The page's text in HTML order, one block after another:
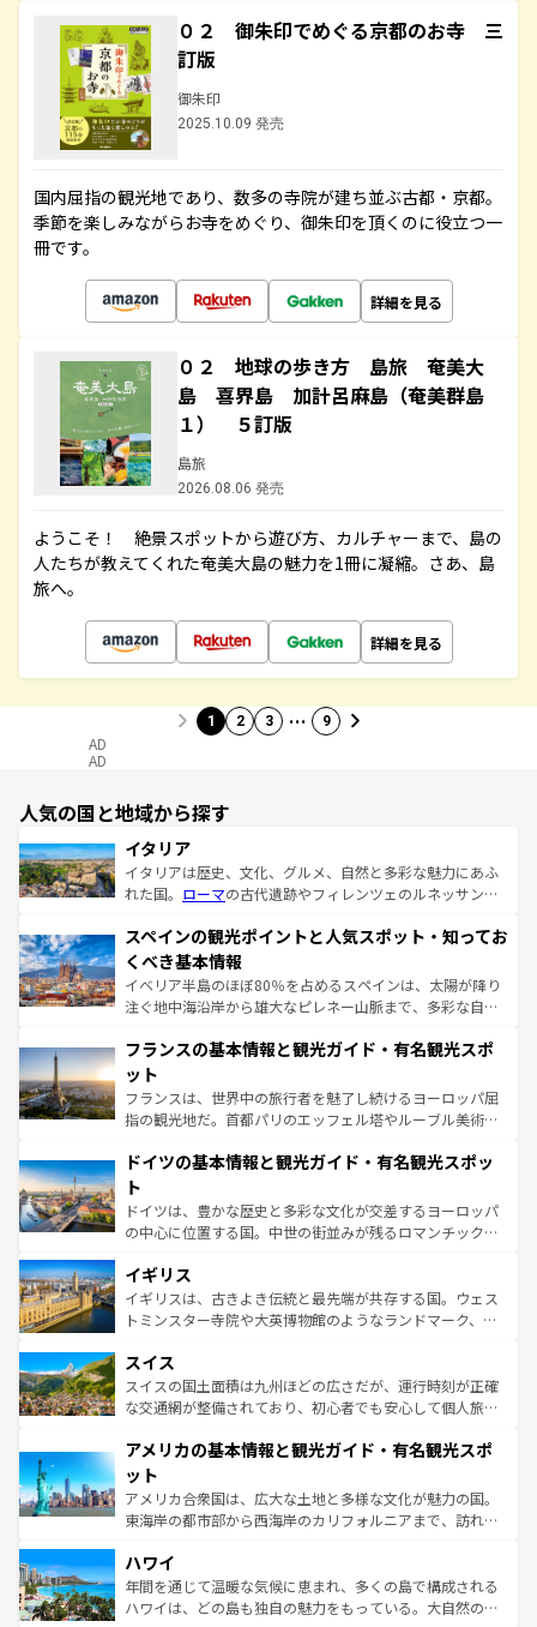
０２ 御朱印でめぐる京都のお寺 三
訂版
御朱印
2025.10.09 発売
国内屈指の観光地であり、数多の寺院が建ち並ぶ古都・京都。
季節を楽しみながらお寺をめぐり、御朱印を頂くのに役立つ一
冊です。
詳細を見る
０２ 地球の歩き方 島旅 奄美大
島 喜界島 加計呂麻島（奄美群島
１） ５訂版
島旅
2026.08.06 発売
ようこそ！ 絶景スポットから遊び方、カルチャーまで、島の
人たちが教えてくれた奄美大島の魅力を1冊に凝縮。さあ、島
旅へ。
詳細を見る
1 2 3 … 9
AD
AD
人気の国と地域から探す
イタリア
イタリアは歴史、文化、グルメ、自然と多彩な魅力にあふ
れた国。 ローマの古代遺跡やフィレンツェのルネッサンス
ろん、トスカーナの美しい田園風景やアマルフィ海岸の絶
景など、自然景観も見逃せない。観光の合間には、本場の
ピザやパスタなど、絶品のイタリア料理を堪能することも
できる。朝目覚めてから夜眠るまで、すべての瞬間を楽し
なお、新着のイタリア情報はコンテンツ一覧を参照してほ
しい。
スペインの観光ポイントと人気スポット・知ってお
くべき基本情報
イベリア半島のほぼ80％を占めるスペインは、太陽が降り
注ぐ地中海沿岸から雄大なピレネー山脈まで、多彩な自然
文化が根付くこの国では、情熱的なフラメンコ、熱気あふ
れる闘牛、そして美味しいタパスが生活の一部となってい
る。首都マドリードの洗練された雰囲気や、バルセロナの
アートに溢れた街角から、地方では古代ローマ遺跡や中世
せる。地方によって風土や気候が異なるスペインはその個
ンテンツ一覧 を参照してほしい。
フランスの基本情報と観光ガイド・有名観光スポ
ット
フランスは、世界中の旅行者を魅了し続けるヨーロッパ屈
指の観光地だ。首都パリのエッフェル塔やルーブル美術館
で、幅広い魅力が詰まっている。華麗な宮殿、歴史的な大
聖堂、美しいビーチ、そして豊かな自然が、訪れる者を心
から魅了する。また、フランスは美食の国としても知ら
れ、フランス料理はユネスコ無形文化遺産にも登録されて
香り高いラベンダー畑など、多彩な楽しみ方が可能だ。さ
らに、パリ以外の地域にも魅力が溢れており、どの街角に
も豊かな歴史と文化が息づいている。パリ以外の個性あふ
を参照してほしい。
ドイツの基本情報と観光ガイド・有名観光スポッ
ト
ドイツは、豊かな歴史と多彩な文化が交差するヨーロッパ
の中心に位置する国。中世の街並みが残るロマンチック街
顔を持つこの国は、どこを歩いても飽きることがない。ベ
ルリンの文化的活気、バイエルン州のアルプスの絶景、そ
してライン川沿いのワイン畑といった風景は必見。ビール
は、お酒好きな人にはぜひ体験してほしい。 なお、新着の
ドイツ情報はコンテンツ一覧を参照してほしい。
イギリス
イギリスは、古きよき伝統と最先端が共存する国。ウェス
トミンスター寺院や大英博物館のようなランドマーク、歴
リアごとに異なる魅力がある。また、優雅なアフタヌーン
ティー、ビール好きにはたまらない英国パブ、サッカー観
戦など、本場だからこそできる体験も豊富。イギリスを旅
ンツ一覧を参照してほしい。
スイス
スイスの国土面積は九州ほどの広さだが、運行時刻が正確
な交通網が整備されており、初心者でも安心して個人旅行
の建物がそのまま残る町や、スイスならではのユニークな
博物館もあり、アルプス観光だけでなく町歩きも満喫する
ことができる。国民の所得が高いため物価も高いが、旅行
者向けの交通パス提供のサービスもあり、うまく活用すれ
着のスイス情報は
アメリカの基本情報と観光ガイド・有名観光スポ
ット
アメリカ合衆国は、広大な土地と多様な文化が魅力の国。
東海岸の都市部から西海岸のカリフォルニアまで、訪れる
のような巨大都市は、観光、ショッピング、エンターテイ
ンメントが詰まった刺激的なスポットだ。一方、アメリカ
西部には大自然が広がり、グランドキャニオンやイエロー
ハワイ
年間を通じて温暖な気候に恵まれ、多くの島で構成される
ハワイは、どの島も独自の魅力をもっている。大自然の神